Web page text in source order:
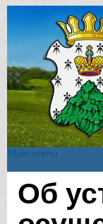
Main menu
Вы здесь
Об